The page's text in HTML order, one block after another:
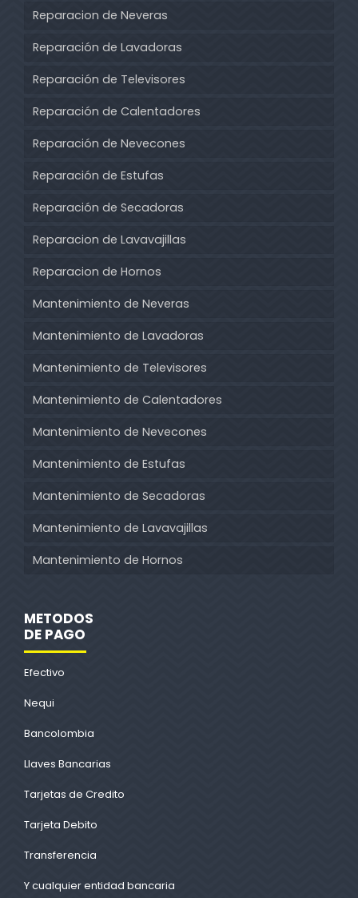
Reparacion de Neveras
Reparación de Lavadoras
Reparación de Televisores
Reparación de Calentadores
Reparación de Nevecones
Reparación de Estufas
Reparación de Secadoras
Reparacion de Lavavajillas
Reparacion de Hornos
Mantenimiento de Neveras
Mantenimiento de Lavadoras
Mantenimiento de Televisores
Mantenimiento de Calentadores
Mantenimiento de Nevecones
Mantenimiento de Estufas
Mantenimiento de Secadoras
Mantenimiento de Lavavajillas
Mantenimiento de Hornos
METODOS
DE PAGO
Efectivo
Nequi
Bancolombia
Llaves Bancarias
Tarjetas de Credito
Tarjeta Debito
Transferencia
Y cualquier entidad bancaria